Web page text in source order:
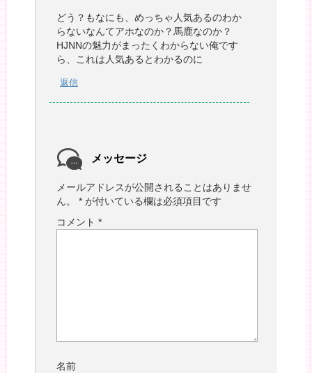
どう？もなにも、めっちゃ人気あるのわか
らないなんてアホなのか？馬鹿なのか？
HJNNの魅力がまったくわからない俺です
ら、これは人気あるとわかるのに
返信
メッセージ
メールアドレスが公開されることはありませ
ん。
* が付いている欄は必須項目です
コメント *
名前